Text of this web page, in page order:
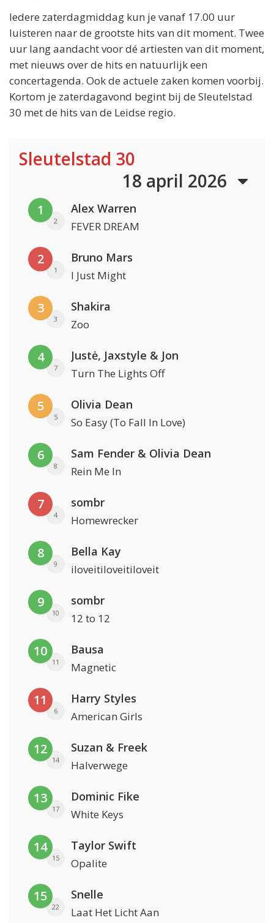
Iedere zaterdagmiddag kun je vanaf 17.00 uur
luisteren naar de grootste hits van dit moment. Twee
uur lang aandacht voor dé artiesten van dit moment,
met nieuws over de hits en natuurlijk een
concertagenda. Ook de actuele zaken komen voorbij.
Kortom je zaterdagavond begint bij de Sleutelstad
30 met de hits van de Leidse regio.
Sleutelstad 30
18 april 2026
1
2
Alex Warren
FEVER DREAM
2
1
Bruno Mars
I Just Might
3
3
Shakira
Zoo
4
7
Justė, Jaxstyle & Jon
Turn The Lights Off
5
5
Olivia Dean
So Easy (To Fall In Love)
6
8
Sam Fender & Olivia Dean
Rein Me In
7
4
sombr
Homewrecker
8
9
Bella Kay
iloveitiloveitiloveit
9
10
sombr
12 to 12
10
11
Bausa
Magnetic
11
6
Harry Styles
American Girls
12
14
Suzan & Freek
Halverwege
13
17
Dominic Fike
White Keys
14
15
Taylor Swift
Opalite
15
22
Snelle
Laat Het Licht Aan